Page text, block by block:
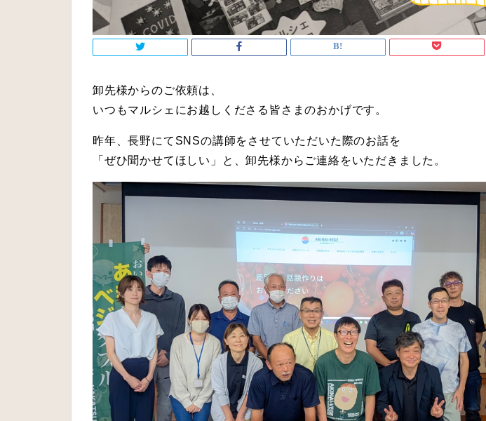
卸先様からのご依頼は、
いつもマルシェにお越しくださる皆さまのおかげです。
昨年、長野にてSNSの講師をさせていただいた際のお話を
「ぜひ聞かせてほしい」と、卸先様からご連絡をいただきました。